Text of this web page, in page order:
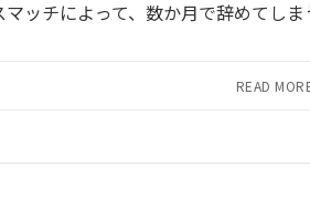
ッチによって、数か月で辞めてし